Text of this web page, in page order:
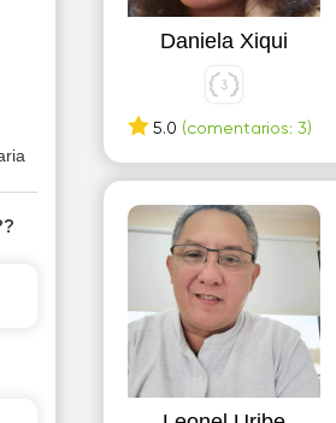
Daniela Xiqui
5.0 (comentarios: 3)